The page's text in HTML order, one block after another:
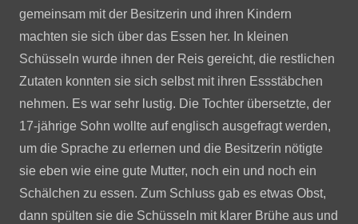
gemeinsam mit der Besitzerin und ihren Kindern
machten sie sich über das Essen her. In kleinen
Schüsseln wurde ihnen der Reis gereicht, die restlichen
Zutaten konnten sie sich selbst mit ihren Essstäbchen
nehmen. Es war sehr lustig. Die Tochter übersetzte, der
17-jährige Sohn wollte auf englisch ausgefragt werden,
um die Sprache zu erlernen und die Besitzerin nötigte
sie eben wie eine gute Mutter, noch ein und noch ein
Schälchen zu essen. Zum Schluss gab es etwas Obst,
dann spülten sie die Schüsseln mit klarer Brühe aus und